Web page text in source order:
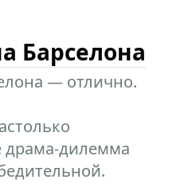
Барселона
— отлично.
драма-дилемма